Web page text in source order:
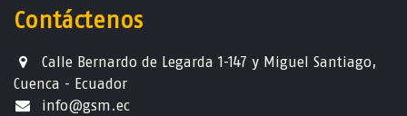
Contáctenos
Calle Bernardo de Legarda 1-147 y Miguel Santiago,
Cuenca - Ecuador
info@gsm.ec​